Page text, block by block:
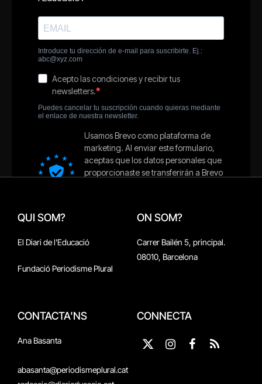
QUI SOM?
El Diari de l'Educació
Fundació Periodisme Plural
ON SOM?
Carrer Bailén 5, principal.
08010, Barcelona
CONTACTA'NS
Ana Basanta
abasanta@periodismeplural.cat
CONNECTA
X
InstagramFacebook
RSS